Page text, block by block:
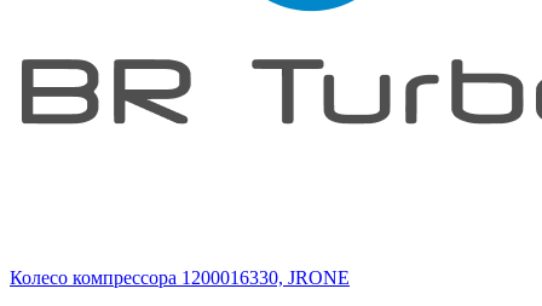
Колесо компрессора 1200016330, JRONE